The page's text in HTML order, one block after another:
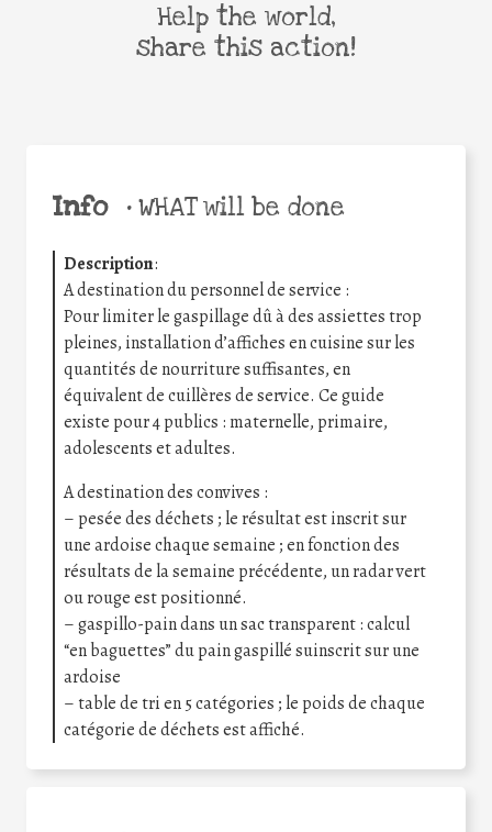
Info •WHAT will be done
Description:
A destination du personnel de service :
Pour limiter le gaspillage dû à des assiettes trop
pleines, installation d’affiches en cuisine sur les
quantités de nourriture suffisantes, en
équivalent de cuillères de service. Ce guide
existe pour 4 publics : maternelle, primaire,
adolescents et adultes.
A destination des convives :
– pesée des déchets ; le résultat est inscrit sur
une ardoise chaque semaine ; en fonction des
résultats de la semaine précédente, un radar vert
ou rouge est positionné.
– gaspillo-pain dans un sac transparent : calcul
“en baguettes” du pain gaspillé suinscrit sur une
ardoise
– table de tri en 5 catégories ; le poids de chaque
catégorie de déchets est affiché.
Help the world,
share this action!